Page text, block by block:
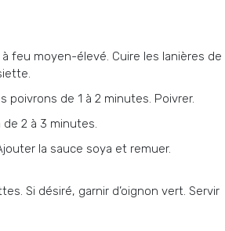
feu moyen-élevé. Cuire les lanières de
poivrons de 1 à 2 minutes. Poivrer.
2 à 3 minutes.
la sauce soya et remuer.
Si désiré, garnir d’oignon vert. Servir